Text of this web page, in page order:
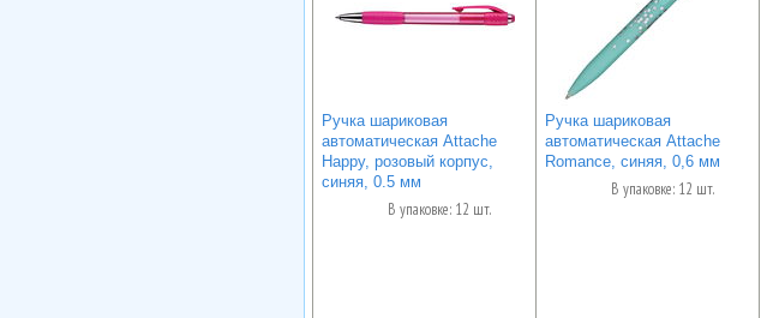
Ручка шариковая
автоматическая Attache
Happy, розовый корпус,
синяя, 0.5 мм
В упаковке: 12 шт.
Ручка шариковая
автоматическая Attache
Romance, синяя, 0,6 мм
В упаковке: 12 шт.